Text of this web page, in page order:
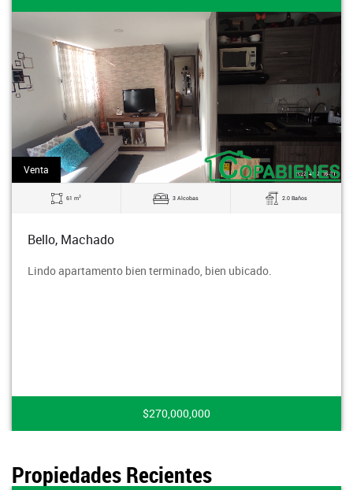
Venta
61 m2 3 Alcobas 2.0 Baños
Bello, Machado
Lindo apartamento bien terminado, bien ubicado.
$270,000,000
Propiedades Recientes